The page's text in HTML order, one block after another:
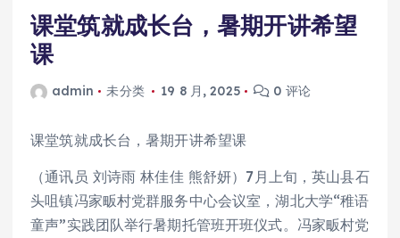
课堂筑就成长台，暑期开讲希望
课
admin 未分类 19 8 月, 2025 0 评论
课堂筑就成长台，暑期开讲希望课
（通讯员 刘诗雨 林佳佳 熊舒妍）7月上旬，英山县石
头咀镇冯家畈村党群服务中心会议室，湖北大学“稚语
童声”实践团队举行暑期托管班开班仪式。冯家畈村党